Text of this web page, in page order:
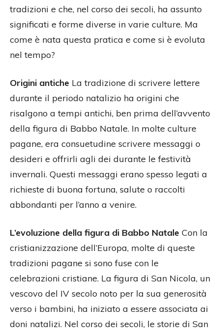
tradizioni e che, nel corso dei secoli, ha assunto
significati e forme diverse in varie culture. Ma
come è nata questa pratica e come si è evoluta
nel tempo?
Origini antiche La tradizione di scrivere lettere
durante il periodo natalizio ha origini che
risalgono a tempi antichi, ben prima dell’avvento
della figura di Babbo Natale. In molte culture
pagane, era consuetudine scrivere messaggi o
desideri e offrirli agli dei durante le festività
invernali. Questi messaggi erano spesso legati a
richieste di buona fortuna, salute o raccolti
abbondanti per l’anno a venire.
L’evoluzione della figura di Babbo Natale Con la
cristianizzazione dell’Europa, molte di queste
tradizioni pagane si sono fuse con le
celebrazioni cristiane. La figura di San Nicola, un
vescovo del IV secolo noto per la sua generosità
verso i bambini, ha iniziato a essere associata ai
doni natalizi. Nel corso dei secoli, le storie di San